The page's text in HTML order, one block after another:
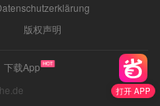
打开 APP
版权声明
下载App